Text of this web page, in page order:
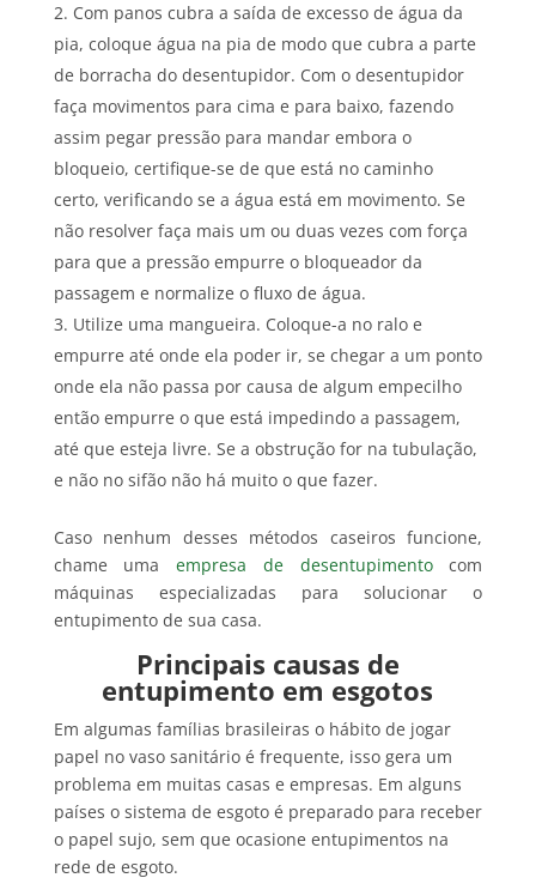
Com panos cubra a saída de excesso de água da
pia, coloque água na pia de modo que cubra a parte
de borracha do desentupidor. Com o desentupidor
faça movimentos para cima e para baixo, fazendo
assim pegar pressão para mandar embora o
bloqueio, certifique-se de que está no caminho
certo, verificando se a água está em movimento. Se
não resolver faça mais um ou duas vezes com força
para que a pressão empurre o bloqueador da
passagem e normalize o fluxo de água.
Utilize uma mangueira. Coloque-a no ralo e
empurre até onde ela poder ir, se chegar a um ponto
onde ela não passa por causa de algum empecilho
então empurre o que está impedindo a passagem,
até que esteja livre. Se a obstrução for na tubulação,
e não no sifão não há muito o que fazer.
Caso nenhum desses métodos caseiros funcione,
chame umaempresa de desentupimentocom
máquinas especializadas para solucionar o
entupimento de sua casa.
Principais causas de
entupimento em esgotos
Em algumas famílias brasileiras o hábito de jogar
papel no vaso sanitário é frequente, isso gera um
problema em muitas casas e empresas. Em alguns
países o sistema de esgoto é preparado para receber
o papel sujo, sem que ocasione entupimentos na
rede de esgoto.